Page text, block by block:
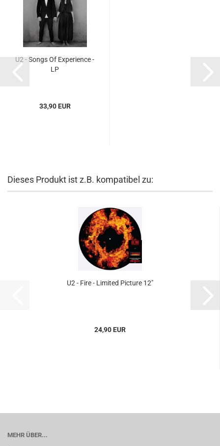
U2 - Songs Of Experience -
LP
33,90 EUR
Dieses Produkt ist z.B. kompatibel zu:
U2 - Fire - Limited Picture 12"
24,90 EUR
MEHR ÜBER...